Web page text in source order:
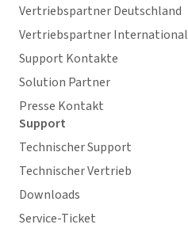
Vertriebspartner Deutschland
Vertriebspartner International
Support Kontakte
Solution Partner
Presse Kontakt
Support
Technischer Support
Technischer Vertrieb
Downloads
Service-Ticket